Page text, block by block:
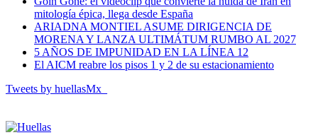
mitología épica, llega desde España
ARIADNA MONTIEL ASUME DIRIGENCIA DE
MORENA Y LANZA ULTIMÁTUM RUMBO AL 2027
5 AÑOS DE IMPUNIDAD EN LA LÍNEA 12
El AICM reabre los pisos 1 y 2 de su estacionamiento
Tweets by huellasMx_